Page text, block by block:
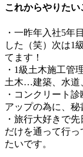
これからやりたい
・一昨年入社5年
した（笑）次は1
てます！
・1級土木施工管
土木…建築、水道
・コンクリート
アップの為に、秘
・旅行大好きで
だけを通って行
たいです。